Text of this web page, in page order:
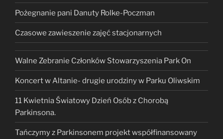
Pożegnanie pani Danuty Rolke-Poczman
Czasowe zawieszenie zajęć stacjonarnych
Walne Zebranie Członków Stowarzyszenia Park On
Koncert w Altanie- drugie urodziny w Parku Oliwskim
11 Kwietnia Światowy Dzień Osób z Chorobą
Parkinsona.
Tańczymy z Parkinsonem projekt współfinansowany